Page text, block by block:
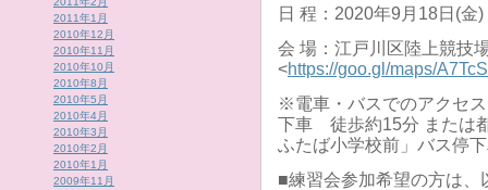
2011年1月
2010年12月
2010年11月
2010年10月
2010年8月
2010年5月
2010年4月
2010年3月
2010年2月
2010年1月
2009年11月
日 程：2020年9月18日(
会 場：江戸川区陸上競技
<https://goo.gl/maps/
※電車・バスでのアクセ
下車 徒歩約15分 または
ふたば小学校前」バス停
■練習会参加希望の方は、